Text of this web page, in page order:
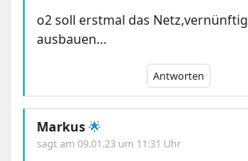
o2 soll erstmal das Netz,vernünftig
ausbauen…
Antworten
Markus🌟
sagt am09.01.23 um 11:31 Uhr